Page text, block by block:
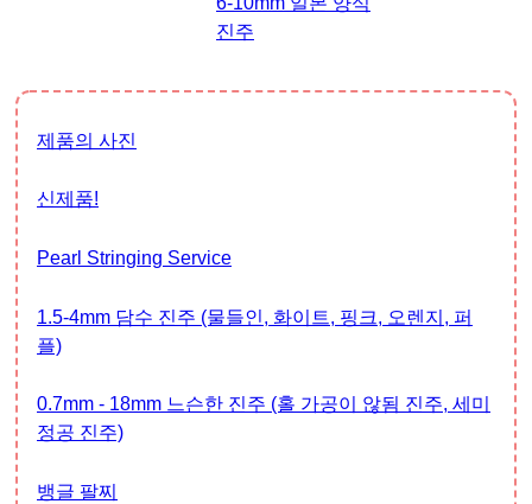
진주
제품의 사진
신제품!
Pearl Stringing Service
1.5-4mm 담수 진주 (물들인, 화이트, 핑크, 오렌지, 퍼
플)
0.7mm - 18mm 느슨한 진주 (홀 가공이 않됨 진주, 세미
정공 진주)
뱅글 팔찌